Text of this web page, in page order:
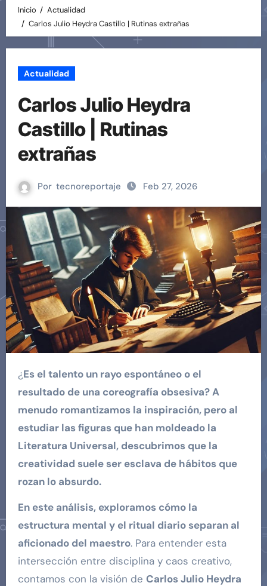
Inicio
Actualidad
Carlos Julio Heydra Castillo | Rutinas extrañas
Actualidad
Carlos Julio Heydra
Castillo | Rutinas
extrañas
Por tecnoreportaje Feb 27, 2026
¿Es el talento un rayo espontáneo o el
resultado de una coreografía obsesiva? A
menudo romantizamos la inspiración, pero al
estudiar las figuras que han moldeado la
Literatura Universal, descubrimos que la
creatividad suele ser esclava de hábitos que
rozan lo absurdo.
En este análisis, exploramos cómo la
estructura mental y el ritual diario separan al
aficionado del maestro. Para entender esta
intersección entre disciplina y caos creativo,
contamos con la visión de Carlos Julio Heydra